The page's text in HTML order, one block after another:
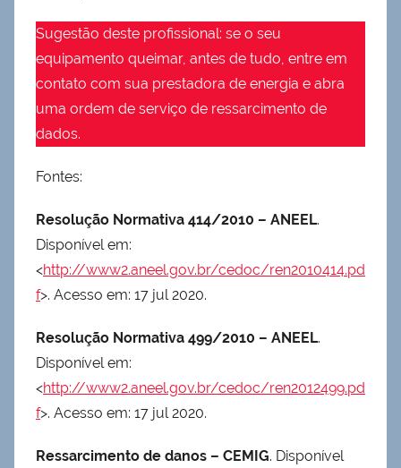
Sugestão deste profissional: se o seu
equipamento queimar, antes de tudo, entre em
contato com sua prestadora de energia e abra
uma ordem de serviço de ressarcimento de
dados.
Fontes:
Resolução Normativa 414/2010 – ANEEL.
Disponível em:
<http://www2.aneel.gov.br/cedoc/ren2010414.pd
f>. Acesso em: 17 jul 2020.
Resolução Normativa 499/2010 – ANEEL.
Disponível em:
<http://www2.aneel.gov.br/cedoc/ren2012499.pd
f>. Acesso em: 17 jul 2020.
Ressarcimento de danos – CEMIG. Disponível